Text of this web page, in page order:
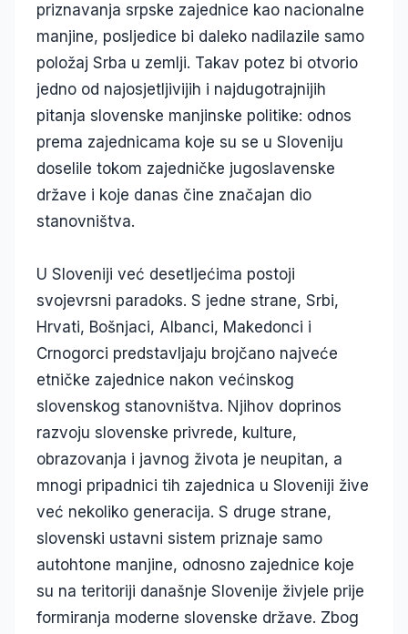
priznavanja srpske zajednice kao nacionalne
manjine, posljedice bi daleko nadilazile samo
položaj Srba u zemlji. Takav potez bi otvorio
jedno od najosjetljivijih i najdugotrajnijih
pitanja slovenske manjinske politike: odnos
prema zajednicama koje su se u Sloveniju
doselile tokom zajedničke jugoslavenske
države i koje danas čine značajan dio
stanovništva.
U Sloveniji već desetljećima postoji
svojevrsni paradoks. S jedne strane, Srbi,
Hrvati, Bošnjaci, Albanci, Makedonci i
Crnogorci predstavljaju brojčano najveće
etničke zajednice nakon većinskog
slovenskog stanovništva. Njihov doprinos
razvoju slovenske privrede, kulture,
obrazovanja i javnog života je neupitan, a
mnogi pripadnici tih zajednica u Sloveniji žive
već nekoliko generacija. S druge strane,
slovenski ustavni sistem priznaje samo
autohtone manjine, odnosno zajednice koje
su na teritoriji današnje Slovenije živjele prije
formiranja moderne slovenske države. Zbog